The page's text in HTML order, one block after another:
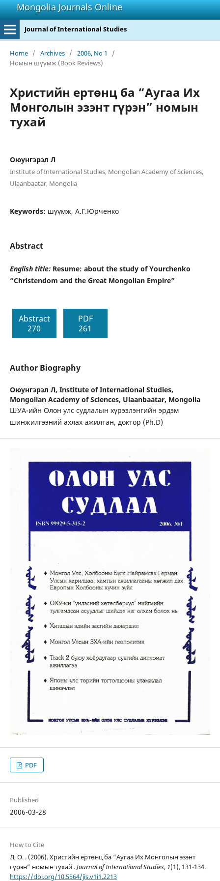
Mongolia Journals Online
Journal of International Studies
Home / Archives / 2006, No 1
/
Номын шүүмж (Book Reviews)
Христийн ертөнц ба “Аугаа Их
Монголын эзэнт гүрэн” номын
тухай
Оюунгэрэл Л
Institute of International Studies, Mongolian Academy of Sciences,
Ulaanbaatar, Mongolia
Keywords: шүүмж, А.Г.Юрченко
Abstract
English title: Resume: about the study of Yourchenko
“Christendom and the Great Mongolian Empire”
Abstract
270
PDF
261
Author Biography
Оюунгэрэл Л, Institute of International Studies,
Mongolian Academy of Sciences, Ulaanbaatar, Mongolia
ШУА-ийн Олон улс судлалын хүрээлэнгийн эрдэм
шинжилгээний ахлах ажилтан, доктор (Ph.D)
PDF
Published
2006-03-28
How to Cite
Л, О. . (2006). Христийн ертөнц ба “Аугаа Их Монголын эзэнт
гүрэн” номын тухай .Journal of International Studies, 1(1), 131-134.
https://doi.org/10.5564/jis.v1i1.2213